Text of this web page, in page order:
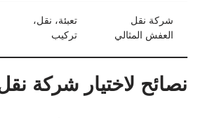
شركة نقل
العفش المثالي
تعبئة، نقل،
تركيب
نصائح لاختيار شركة